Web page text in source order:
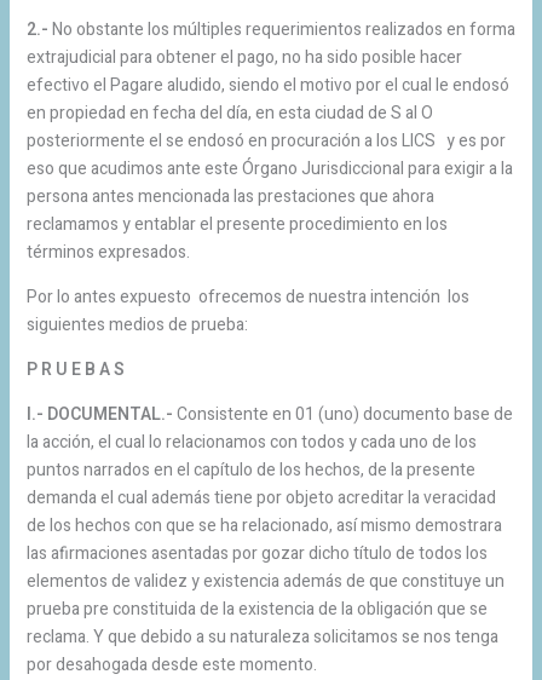
2.-No obstante los múltiples requerimientos realizados en forma
extrajudicial para obtener el pago, no ha sido posible hacer
efectivo el Pagare aludido, siendo el motivo por el cual le endosó
en propiedad en fecha del día, en esta ciudad de S al O
posteriormente el se endosó en procuración a los LICS y es por
eso que acudimos ante este Órgano Jurisdiccional para exigir a la
persona antes mencionada las prestaciones que ahora
reclamamos y entablar el presente procedimiento en los
términos expresados.
Por lo antes expuesto ofrecemos de nuestra intención los
siguientes medios de prueba:
P R U E B A S
I.- DOCUMENTAL.-Consistente en 01 (uno) documento base de
la acción, el cual lo relacionamos con todos y cada uno de los
puntos narrados en el capítulo de los hechos, de la presente
demanda el cual además tiene por objeto acreditar la veracidad
de los hechos con que se ha relacionado, así mismo demostrara
las afirmaciones asentadas por gozar dicho título de todos los
elementos de validez y existencia además de que constituye un
prueba pre constituida de la existencia de la obligación que se
reclama. Y que debido a su naturaleza solicitamos se nos tenga
por desahogada desde este momento.